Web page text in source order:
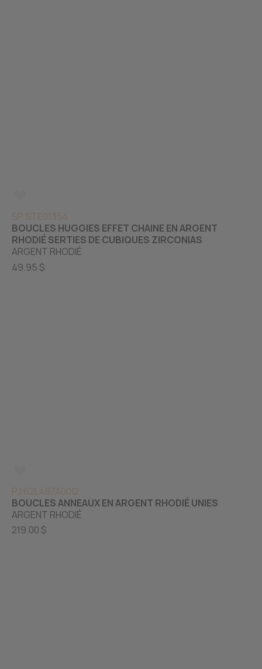
SP STE01354
BOUCLES HUGGIES EFFET CHAINE EN ARGENT
RHODIÉ SERTIES DE CUBIQUES ZIRCONIAS
ARGENT RHODIÉ
49.95 $
PJ 62L487A00Q
BOUCLES ANNEAUX EN ARGENT RHODIÉ UNIES
ARGENT RHODIÉ
219.00 $